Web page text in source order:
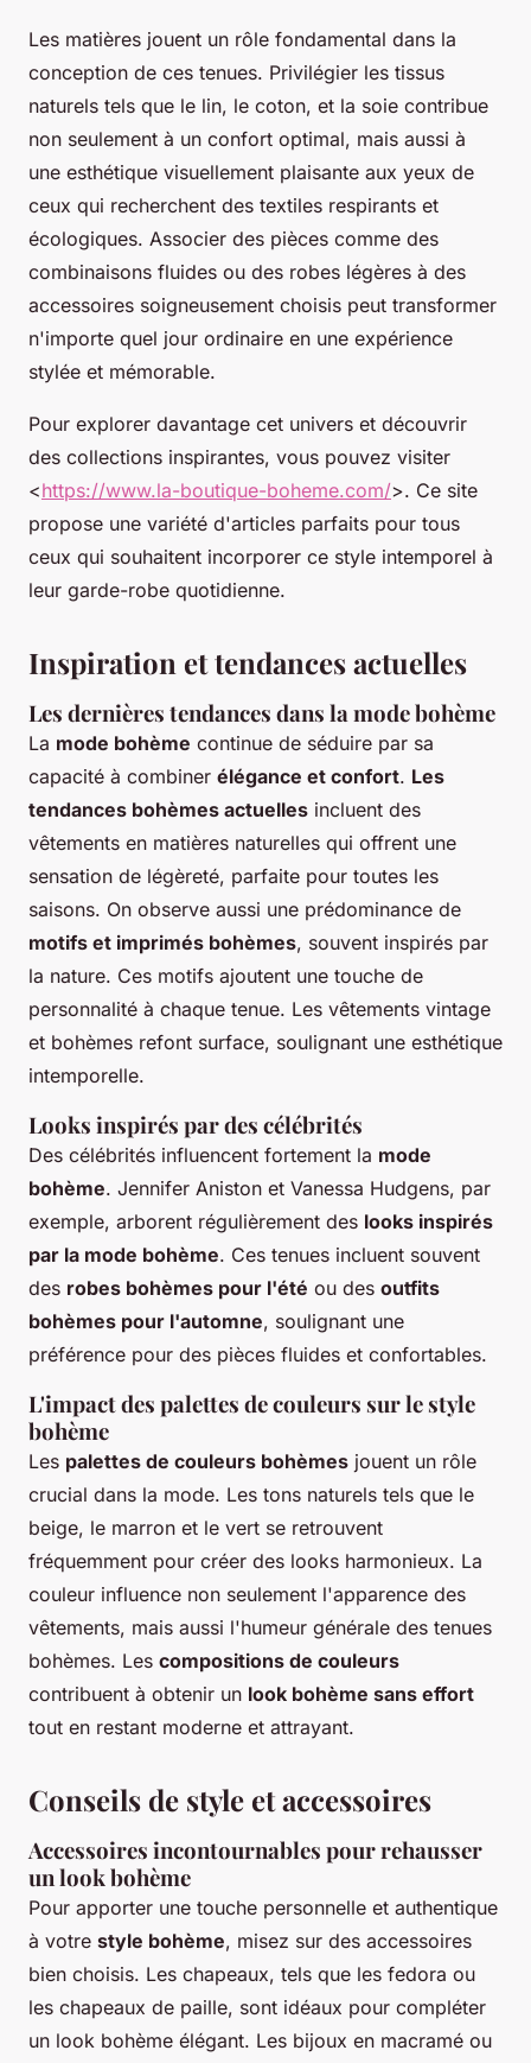
Les matières jouent un rôle fondamental dans la
conception de ces tenues. Privilégier les tissus
naturels tels que le lin, le coton, et la soie contribue
non seulement à un confort optimal, mais aussi à
une esthétique visuellement plaisante aux yeux de
ceux qui recherchent des textiles respirants et
écologiques. Associer des pièces comme des
combinaisons fluides ou des robes légères à des
accessoires soigneusement choisis peut transformer
n'importe quel jour ordinaire en une expérience
stylée et mémorable.
Pour explorer davantage cet univers et découvrir
des collections inspirantes, vous pouvez visiter
<https://www.la-boutique-boheme.com/>. Ce site
propose une variété d'articles parfaits pour tous
ceux qui souhaitent incorporer ce style intemporel à
leur garde-robe quotidienne.
Inspiration et tendances actuelles
Les dernières tendances dans la mode bohème
La mode bohème continue de séduire par sa
capacité à combiner élégance et confort. Les
tendances bohèmes actuelles incluent des
vêtements en matières naturelles qui offrent une
sensation de légèreté, parfaite pour toutes les
saisons. On observe aussi une prédominance de
motifs et imprimés bohèmes, souvent inspirés par
la nature. Ces motifs ajoutent une touche de
personnalité à chaque tenue. Les vêtements vintage
et bohèmes refont surface, soulignant une esthétique
intemporelle.
Looks inspirés par des célébrités
Des célébrités influencent fortement la mode
bohème. Jennifer Aniston et Vanessa Hudgens, par
exemple, arborent régulièrement des looks inspirés
par la mode bohème. Ces tenues incluent souvent
des robes bohèmes pour l'été ou des outfits
bohèmes pour l'automne, soulignant une
préférence pour des pièces fluides et confortables.
L'impact des palettes de couleurs sur le style
bohème
Les palettes de couleurs bohèmes jouent un rôle
crucial dans la mode. Les tons naturels tels que le
beige, le marron et le vert se retrouvent
fréquemment pour créer des looks harmonieux. La
couleur influence non seulement l'apparence des
vêtements, mais aussi l'humeur générale des tenues
bohèmes. Les compositions de couleurs
contribuent à obtenir un look bohème sans effort
tout en restant moderne et attrayant.
Conseils de style et accessoires
Accessoires incontournables pour rehausser
un look bohème
Pour apporter une touche personnelle et authentique
à votre style bohème, misez sur des accessoires
bien choisis. Les chapeaux, tels que les fedora ou
les chapeaux de paille, sont idéaux pour compléter
un look bohème élégant. Les bijoux en macramé ou